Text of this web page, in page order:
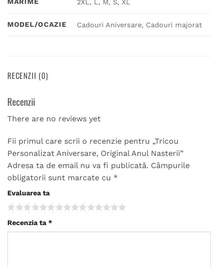
MARIME 2XL, L, M, S, XL
MODEL/OCAZIE Cadouri Aniversare, Cadouri majorat
RECENZII (0)
Recenzii
There are no reviews yet
Fii primul care scrii o recenzie pentru „Tricou
Personalizat Aniversare, Original Anul Nasterii”
Adresa ta de email nu va fi publicată. Câmpurile
obligatorii sunt marcate cu *
Evaluarea ta
Recenzia ta*